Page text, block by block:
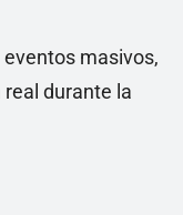
masivos,
durante la